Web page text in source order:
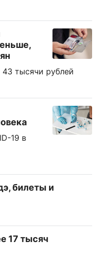
43 тысячи рублей
19 в
билеты и
17 тысяч